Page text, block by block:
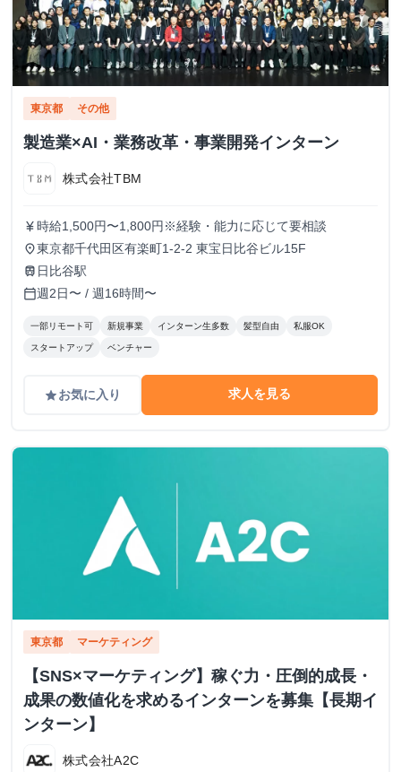
東京都 その他
製造業×AI・業務改革・事業開発インターン
株式会社TBM
currency_yen 時給1,500円〜1,800円※経験・能力に応じて要相談
place東京都千代田区有楽町1-2-2 東宝日比谷ビル15F
train 日比谷駅
calendar_today週2日〜 / 週16時間〜
一部リモート可 新規事業 インターン生多数 髪型自由 私服OK
スタートアップ ベンチャー
gradeお気に入り 求人を見る
東京都 マーケティング
【SNS×マーケティング】稼ぐ力・圧倒的成長・
成果の数値化を求めるインターンを募集【長期イ
ンターン】
株式会社A2C